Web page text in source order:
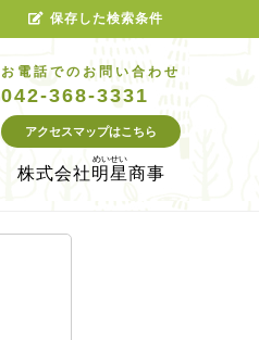
お電話でのお問い合わせ
042-368-3331
アクセスマップはこちら
株式会社明星商事
保存した検索条件